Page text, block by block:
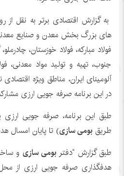
به گزارش اقتصادی برتر به نقل از
های بزرگ بخش معدن و صنایع
فولاد مبارکه، فولاد خوزستان،
جنوب، تهیه و تولید مواد معدنی،
آلومینای ایران، مناطق ویژه
در این برنامه صرفه جویی ارزی
طریق بومی سازی) تا پایان امسال
طبق گزارش “دفتر بومی سازی و
هدفگذاری صرفه جویی ارزی از